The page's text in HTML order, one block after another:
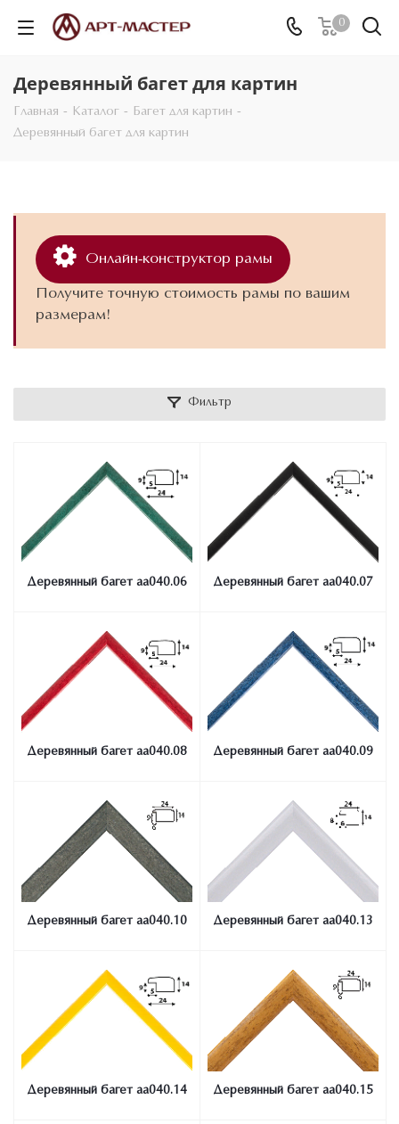
0
Деревянный багет для картин
Главная - Каталог - Багет для картин -
Деревянный багет для картин
Онлайн-конструктор рамы
Получите точную стоимость рамы по вашим
размерам!
Фильтр
Деревянный багет aa040.06 Деревянный багет aa040.07
Деревянный багет aa040.08 Деревянный багет aa040.09
Деревянный багет aa040.10 Деревянный багет aa040.13
Деревянный багет aa040.14 Деревянный багет aa040.15